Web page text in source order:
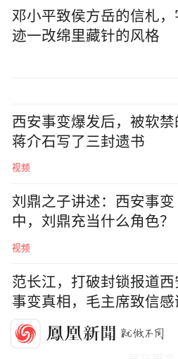
邓小平致侯方岳的信札，
迹一改绵里藏针的风格
西安事变爆发后，被软禁
蒋介石写了三封遗书
视频
刘鼎之子讲述：西安事变
中，刘鼎充当什么角色？
视频
范长江，打破封锁报道西
事变真相，毛主席致信感
视频